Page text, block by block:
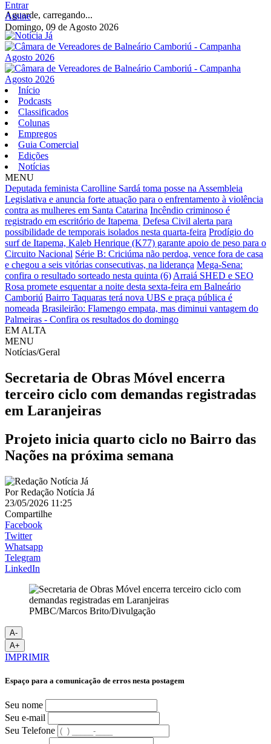
Aguarde, carregando...
Entrar
Assine
Domingo, 09 de Agosto 2026
Início
Podcasts
Classificados
Colunas
Empregos
Guia Comercial
Edições
Notícias
MENU
Deputada feminista Carolline Sardá toma posse na Assembleia
Legislativa e anuncia forte atuação para o enfrentamento à violência
contra as mulheres em Santa Catarina Incêndio criminoso é
registrado em escritório de Itapema Defesa Civil alerta para
possibilidade de temporais isolados nesta quarta-feira Prodígio do
surf de Itapema, Kaleb Henrique (K77) garante apoio de peso para o
Circuito Nacional Série B: Criciúma não perdoa, vence fora de casa
e chegou a seis vitórias consecutivas, na liderança Mega-Sena:
confira o resultado sorteado nesta quinta (6) Arraiá SHED e SEO
Rosa promete esquentar a noite desta sexta-feira em Balneário
Camboriú Bairro Taquaras terá nova UBS e praça pública é
nomeada Brasileirão: Flamengo empata, mas diminui vantagem do
Palmeiras - Confira os resultados do domingo
EM ALTA
MENU
Notícias/Geral
Secretaria de Obras Móvel encerra
terceiro ciclo com demandas registradas
em Laranjeiras
Projeto inicia quarto ciclo no Bairro das
Nações na próxima semana
PorRedação Notícia Já
23/05/2026 11:25
Compartilhe
Facebook
Twitter
Whatsapp
Telegram
LinkedIn
PMBC/Marcos Brito/Divulgação
A-
A+
IMPRIMIR
Espaço para a comunicação de erros nesta postagem
Seu nome
Seu e-mail
Seu Telefone